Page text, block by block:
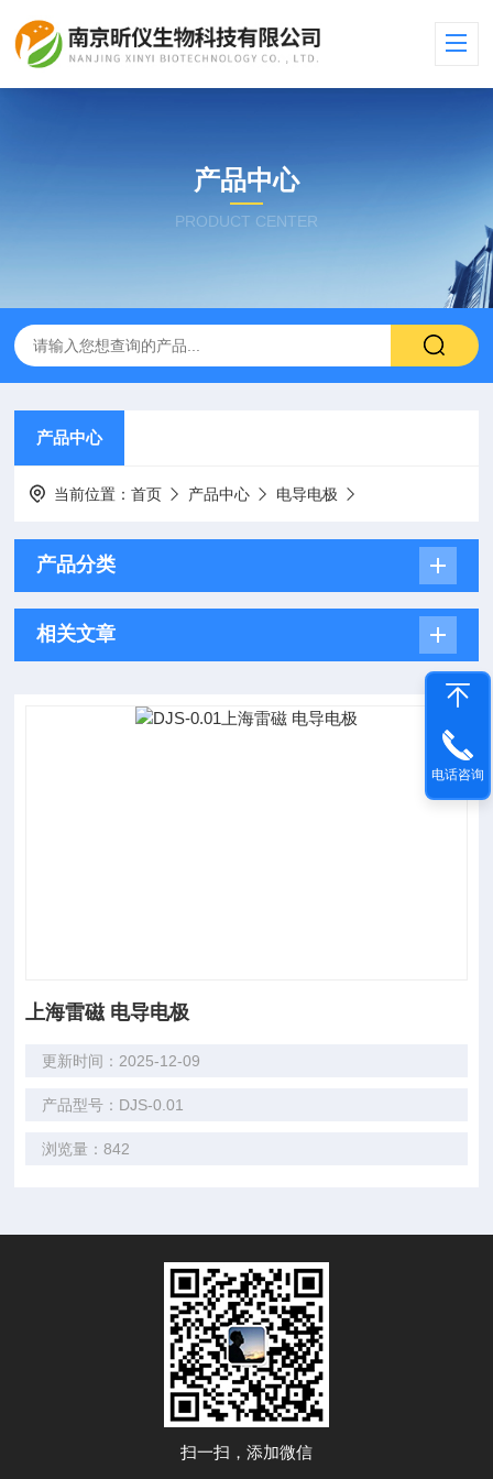
产品中心
PRODUCT CENTER
产品中心
当前位置：首页 产品中心 电导电极
产品分类
相关文章
上海雷磁 电导电极
更新时间：2025-12-09
产品型号：DJS-0.01
浏览量：842
扫一扫，添加微信
电话咨询